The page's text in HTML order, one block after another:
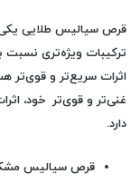
قرص سیالیس طلایی
ترکیبات ویژه‌تری نسبت
اثرات سریع‌تر و قوی‌تر
غنی‌تر و قوی‌تر خود،
دارد.
قرص سیالیس